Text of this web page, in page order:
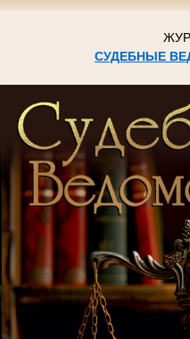
СУДЕБНЫЕ